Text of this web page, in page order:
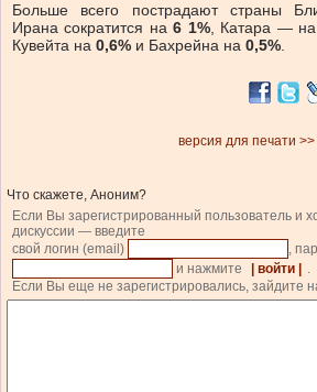
Больше всего пострадают страны
Ирана сократится на6 1%, Катара — на
Кувейта на 0,6% и Бахрейна на 0,5%.
версия для печати >>
Что скажете, Аноним?
Если Вы зарегистрированный пользователь и
дискуссии — введите
свой логин (email)
,
и нажмите
| войти |
.
Если Вы еще не зарегистрировались, зайдите